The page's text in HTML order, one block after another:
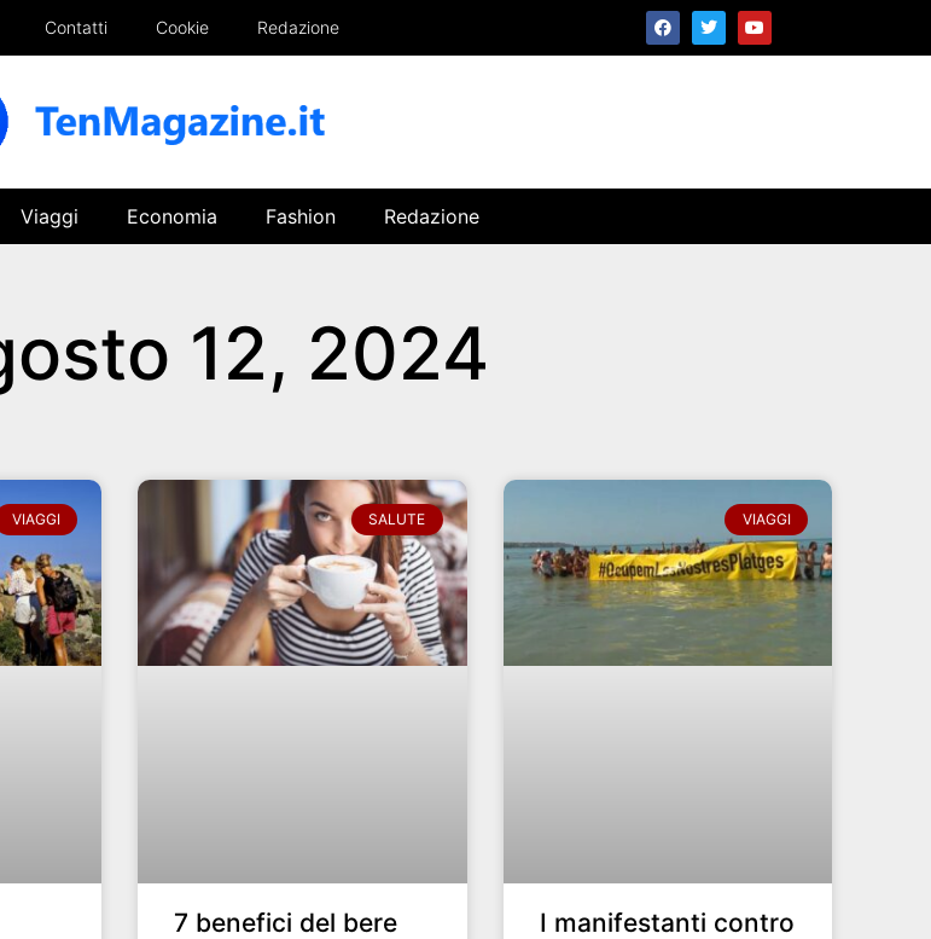
Contatti Cookie Redazione
Viaggi Economia Fashion Redazione
12, 2024
VIAGGI SALUTE
7 benefici del bere
VIAGGI
I manifestanti contro